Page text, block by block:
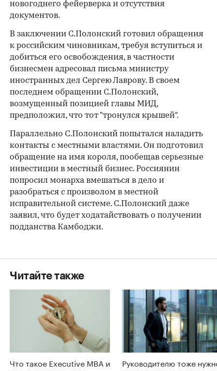
новогоднего фейерверка и отсутствия
документов.
В заключении С.Полонский готовил обращения
к российским чиновникам, требуя вступиться и
добиться его освобождения, в частности
бизнесмен адресовал письма министру
иностранных дел Сергею Лаврову. В своем
последнем обращении С.Полонский,
возмущенный позицией главы МИД,
предположил, что тот "тронулся крышей".
Параллельно С.Полонский попытался наладить
контакты с местными властями. Он подготовил
обращение на имя короля, пообещав серьезные
инвестиции в местный бизнес. Россиянин
попросил монарха вмешаться в дело и
разобраться с произволом в местной
исправительной системе. С.Полонский даже
заявил, что будет ходатайствовать о получении
подданства Камбоджи.
Читайте также
Что такое Executive MBA и
Руководителю тоже